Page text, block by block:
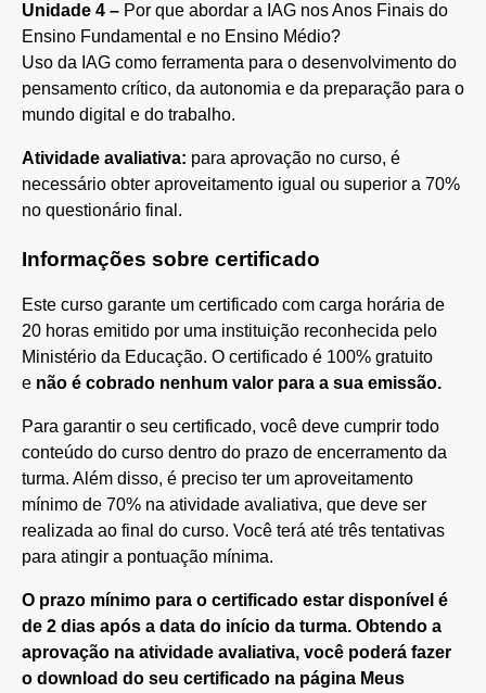
Unidade 4 – Por que abordar a IAG nos Anos Finais do
Ensino Fundamental e no Ensino Médio?
Uso da IAG como ferramenta para o desenvolvimento do
pensamento crítico, da autonomia e da preparação para o
mundo digital e do trabalho.
Atividade avaliativa: para aprovação no curso, é
necessário obter aproveitamento igual ou superior a 70%
no questionário final.
Informações sobre certificado
Este curso garante um certificado com carga horária de
20 horas emitido por uma instituição reconhecida pelo
Ministério da Educação. O certificado é 100% gratuito
e não é cobrado nenhum valor para a sua emissão.
Para garantir o seu certificado, você deve cumprir todo
conteúdo do curso dentro do prazo de encerramento da
turma. Além disso, é preciso ter um aproveitamento
mínimo de 70% na atividade avaliativa, que deve ser
realizada ao final do curso. Você terá até três tentativas
para atingir a pontuação mínima.
O prazo mínimo para o certificado estar disponível é
de 2 dias após a data do início da turma. Obtendo a
aprovação na atividade avaliativa, você poderá fazer
o download do seu certificado na página Meus